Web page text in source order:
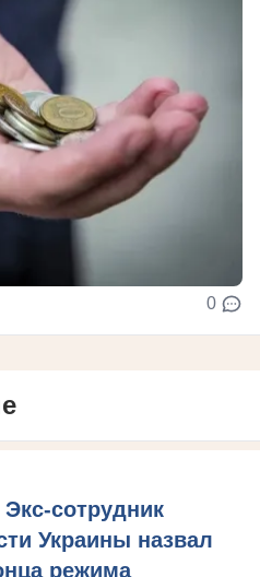
0
сотрудник
Украины назвал
режима